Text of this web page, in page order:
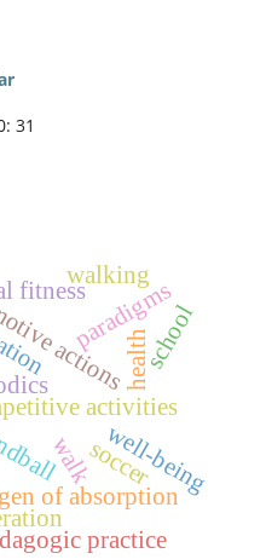
31
actions
activities
paradigms
fitness
health
of absorption
walkwell-being
school
practice
soccer
walking